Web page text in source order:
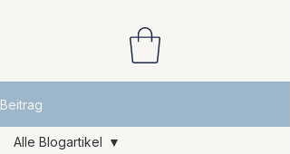
Beitrag
Alle Blogartikel